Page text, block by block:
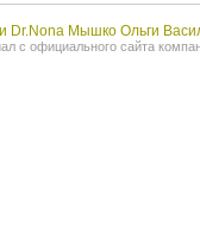
Dr.Nona Мышко Ольги
с официального сайта